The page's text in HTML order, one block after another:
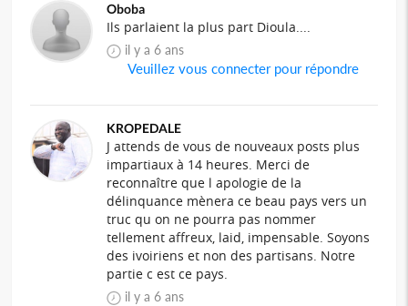
Oboba
Ils parlaient la plus part Dioula....
il y a 6 ans
Veuillez vous connecter pour répondre
KROPEDALE
J attends de vous de nouveaux posts plus
impartiaux à 14 heures. Merci de
reconnaître que l apologie de la
délinquance mènera ce beau pays vers un
truc qu on ne pourra pas nommer
tellement affreux, laid, impensable. Soyons
des ivoiriens et non des partisans. Notre
partie c est ce pays.
il y a 6 ans